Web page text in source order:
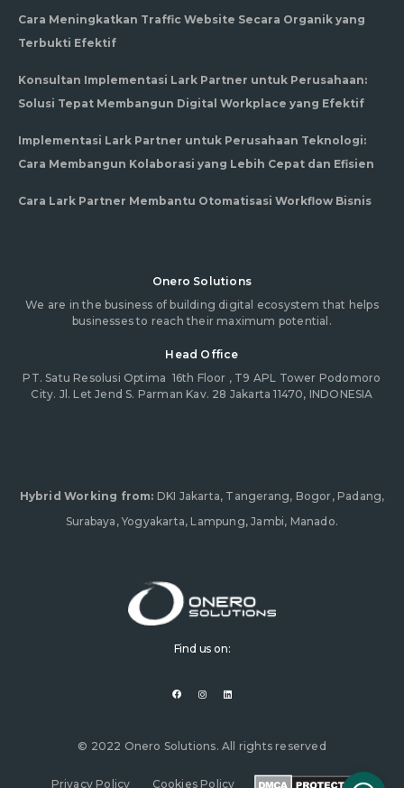
Cara Meningkatkan Traffic Website Secara Organik yang
Terbukti Efektif
Konsultan Implementasi Lark Partner untuk Perusahaan:
Solusi Tepat Membangun Digital Workplace yang Efektif
Implementasi Lark Partner untuk Perusahaan Teknologi:
Cara Membangun Kolaborasi yang Lebih Cepat dan Efisien
Cara Lark Partner Membantu Otomatisasi Workflow Bisnis
Onero Solutions
We are in the business of building digital ecosystem that helps
businesses to reach their maximum potential.
Head Office
PT. Satu Resolusi Optima 16th Floor , T9 APL Tower Podomoro
City. Jl. Let Jend S. Parman Kav. 28 Jakarta 11470, INDONESIA
Hybrid Working from: DKI Jakarta, Tangerang, Bogor, Padang,
Surabaya, Yogyakarta, Lampung, Jambi, Manado.
Find us on:
a
c
o
k
n
s
a
i
n
n
© 2022 Onero Solutions. All rights reserved
Privacy Policy Cookies Policy